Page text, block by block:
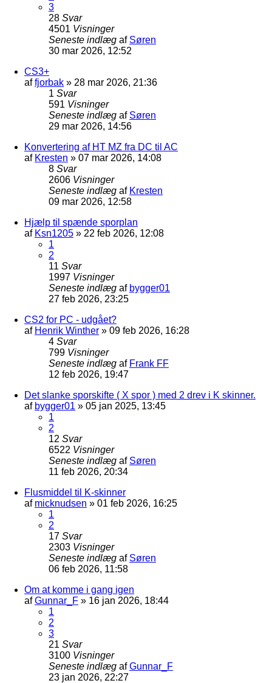
3
28 Svar
4501 Visninger
Seneste indlæg af Søren
30 mar 2026, 12:52
CS3+
affjorbak » 28 mar 2026, 21:36
1 Svar
591 Visninger
Seneste indlæg af Søren
29 mar 2026, 14:56
Konvertering af HT MZ fra DC til AC
af Kresten » 07 mar 2026, 14:08
8 Svar
2606 Visninger
Seneste indlæg af Kresten
09 mar 2026, 12:58
Hjælp til spænde sporplan
af Ksn1205 » 22 feb 2026, 12:08
1
2
11 Svar
1997 Visninger
Seneste indlæg af bygger01
27 feb 2026, 23:25
CS2 for PC - udgået?
af Henrik Winther » 09 feb 2026, 16:28
4 Svar
799 Visninger
Seneste indlæg af Frank FF
12 feb 2026, 19:47
Det slanke sporskifte ( X spor ) med 2 drev i K skinner.
af bygger01 » 05 jan 2025, 13:45
1
2
12 Svar
6522 Visninger
Seneste indlæg af Søren
11 feb 2026, 20:34
Flusmiddel til K-skinner
af micknudsen » 01 feb 2026, 16:25
1
2
17 Svar
2303 Visninger
Seneste indlæg af Søren
06 feb 2026, 11:58
Om at komme i gang igen
afGunnar_F » 16 jan 2026, 18:44
1
2
3
21 Svar
3100 Visninger
Seneste indlæg afGunnar_F
23 jan 2026, 22:27